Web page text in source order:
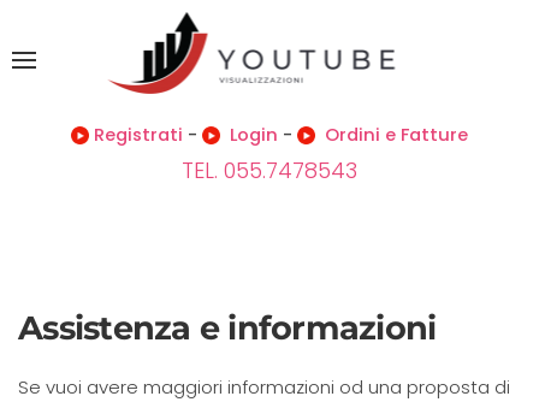
Registrati - Login - Ordini e Fatture
TEL. 055.7478543
Assistenza e informazioni